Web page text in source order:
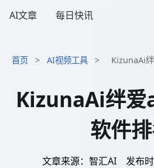
AI文章 每日快讯
首页 > AI视频工具 > KizunaAi
KizunaAi绊爱
软件
文章来源：智汇AI 发布